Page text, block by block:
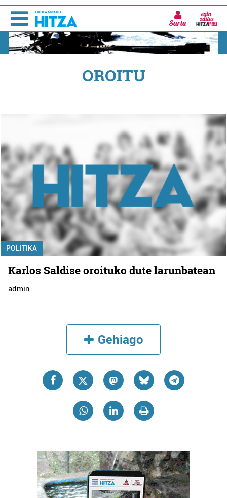
Sartu
OROITU
POLITIKA
Karlos Saldise oroituko dute larunbatean
admin
Gehiago